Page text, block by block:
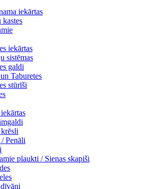
iekārtas
kastes
iekārtas
sistēmas
galdi
Taburetes
stūrīši
Penāli
plaukti / Sienas skapiši